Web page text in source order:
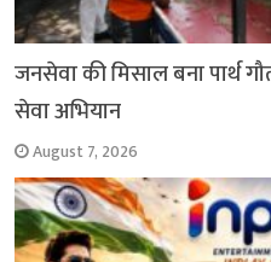
जनसेवा की मिसाल बना पार्थ
सेवा अभियान
August 7, 2026